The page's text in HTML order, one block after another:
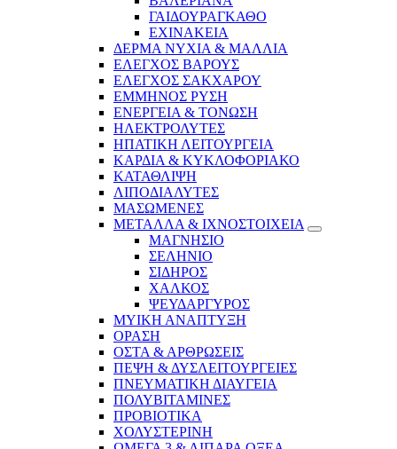
ΓΑΙΔΟΥΡΑΓΚΑΘΟ
ΕΧΙΝΑΚΕΙΑ
ΔΕΡΜΑ ΝΥΧΙΑ & ΜΑΛΛΙΑ
ΕΛΕΓΧΟΣ ΒΑΡΟΥΣ
ΕΛΕΓΧΟΣ ΣΑΚΧΑΡΟΥ
ΕΜΜΗΝΟΣ ΡΥΣΗ
ΕΝΕΡΓΕΙΑ & ΤΟΝΩΣΗ
ΗΛΕΚΤΡΟΛΥΤΕΣ
ΗΠΑΤΙΚΗ ΛΕΙΤΟΥΡΓΕΙΑ
ΚΑΡΔΙΑ & ΚΥΚΛΟΦΟΡΙΑΚΟ
ΚΑΤΑΘΛΙΨΗ
ΛΙΠΟΔΙΑΛΥΤΕΣ
ΜΑΣΩΜΕΝΕΣ
ΜΕΤΑΛΛΑ & ΙΧΝΟΣΤΟΙΧΕΙΑ
ΜΑΓΝΗΣΙΟ
ΣΕΛΗΝΙΟ
ΣΙΔΗΡΟΣ
ΧΑΛΚΟΣ
ΨΕΥΔΑΡΓΥΡΟΣ
ΜΥΙΚΗ ΑΝΑΠΤΥΞΗ
ΟΡΑΣΗ
ΟΣΤΑ & ΑΡΘΡΩΣΕΙΣ
ΠΕΨΗ & ΔΥΣΛΕΙΤΟΥΡΓΕΙΕΣ
ΠΝΕΥΜΑΤΙΚΗ ΔΙΑΥΓΕΙΑ
ΠΟΛΥΒΙΤΑΜΙΝΕΣ
ΠΡΟΒΙΟΤΙΚΑ
ΧΟΛΥΣΤΕΡΙΝΗ